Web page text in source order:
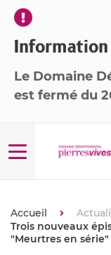
Information
Le Domaine
est fermé du
Menu
Accueil
Trois nouveaux
"Meurtres en